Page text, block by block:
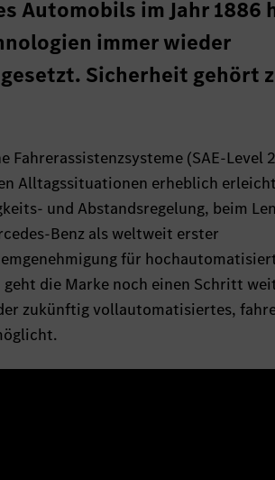
Automobils im Jahr 1886
immer wieder
Sicherheit gehört
(SAE-Level
Alltagssituationen erheblich
und Abstandsregelung, beim
Benz als weltweit erster
für
die Marke noch einen Schritt
zukünftig vollautomatisiertes,